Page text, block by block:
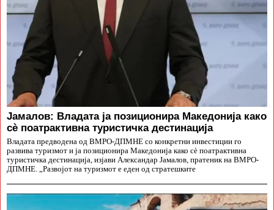
Јамалов: Владата ја позиционира Македонија како
сè поатрактивна туристичка дестинација
Владата предводена од ВМРО-ДПМНЕ со конкретни инвестиции го
развива туризмот и ја позиционира Македонија како сè поатрактивна
туристичка дестинација, изјави Александар Јамалов, пратеник на ВМРО-
ДПМНЕ. „Развојот на туризмот е еден од стратешките